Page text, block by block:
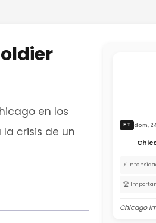
FT dom,
⚡
🏆
Chicago
en los
crisis de un